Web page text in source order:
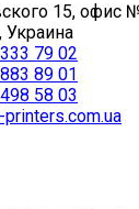
15, офис
Украина
79 02
89 01
58 03